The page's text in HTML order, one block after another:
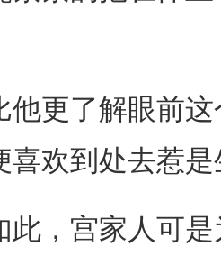
了解眼前这
喜欢到处去惹
宫家人可是